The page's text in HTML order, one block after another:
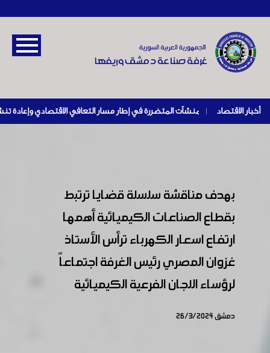
أخبار الاقتصاد |
بهدف مناقشة سلسلة قضايا ترتبط
بقطاع الصناعات الكيميائية أهمها
ارتفاع اسعار الكهرباء ترأس الأستاذ
غزوان المصري رئيس الغرفة اجتماعاً
لرؤساء اللجان الفرعية الكيميائية
دمشق 26/3/2024